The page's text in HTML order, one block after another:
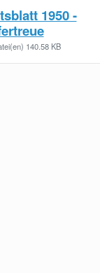
1950 -
140.58 KB